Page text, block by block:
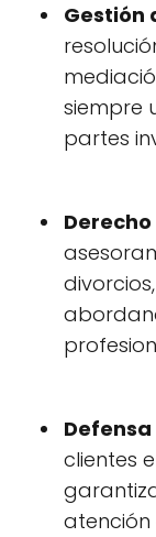
Gestión
siempre
partes
clientes